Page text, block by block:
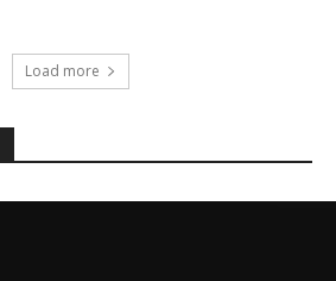
Load more